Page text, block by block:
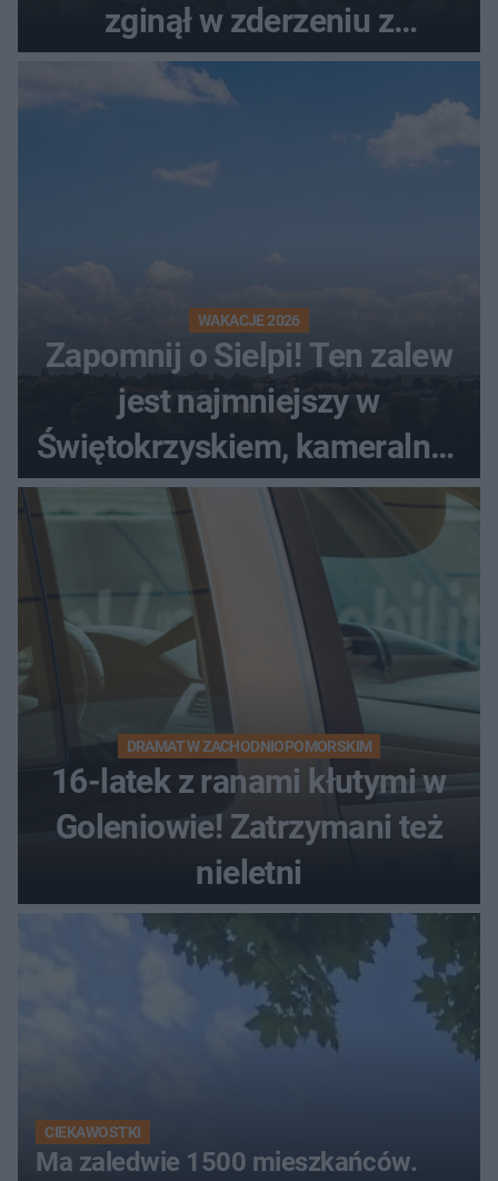
zginął w zderzeniu z
kombajnem
WAKACJE 2026
Zapomnij o Sielpi! Ten zalew
jest najmniejszy w
Świętokrzyskiem, kameralny i
bez tłumów
DRAMAT W ZACHODNIOPOMORSKIM
16-latek z ranami kłutymi w
Goleniowie! Zatrzymani też
nieletni
CIEKAWOSTKI
Ma zaledwie 1500 mieszkańców.